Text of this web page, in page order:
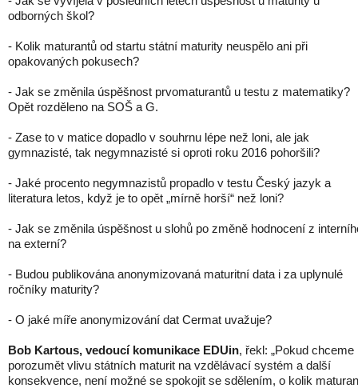
odborných škol?
- Kolik maturantů od startu státní maturity neuspělo ani při
opakovaných pokusech?
- Jak se změnila úspěšnost prvomaturantů u testu z matematiky?
Opět rozděleno na SOŠ a G.
- Zase to v matice dopadlo v souhrnu lépe než loni, ale jak
gymnazisté, tak negymnazisté si oproti roku 2016 pohoršili?
- Jaké procento negymnazistů propadlo v testu Český jazyk a
literatura letos, když je to opět „mírně horší“ než loni?
- Jak se změnila úspěšnost u slohů po změně hodnocení z
na externí?
- Budou publikována anonymizovaná maturitní data i za uplynulé
ročníky maturity?
- O jaké míře anonymizování dat Cermat uvažuje?
Bob Kartous, vedoucí komunikace EDUin, řekl: „Pokud chceme
porozumět vlivu státních maturit na vzdělávací systém a další
konsekvence, není možné se spokojit se sdělením, o kolik